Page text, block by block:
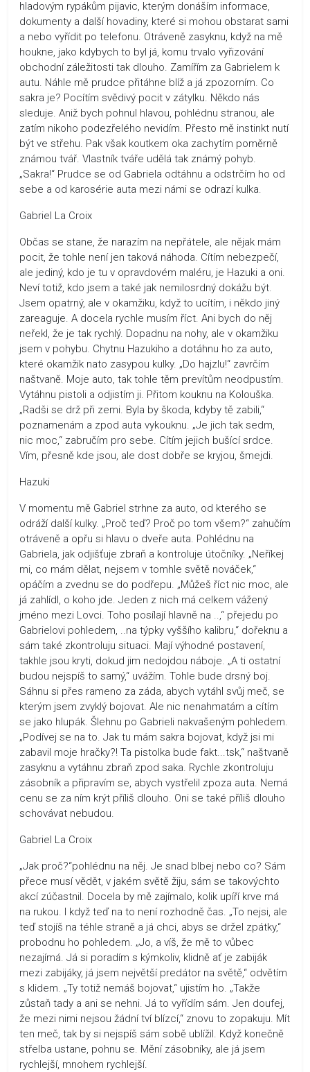
hladovým rypákům pijavic, kterým donáším informace,
dokumenty a další hovadiny, které si mohou obstarat sami
a nebo vyřídit po telefonu. Otráveně zasyknu, když na mě
houkne, jako kdybych to byl já, komu trvalo vyřizování
obchodní záležitosti tak dlouho. Zamířím za Gabrielem k
autu. Náhle mě prudce přitáhne blíž a já zpozorním. Co
sakra je? Pocítím svědivý pocit v zátylku. Někdo nás
sleduje. Aniž bych pohnul hlavou, pohlédnu stranou, ale
zatím nikoho podezřelého nevidím. Přesto mě instinkt nutí
být ve střehu. Pak však koutkem oka zachytím poměrně
známou tvář. Vlastník tváře udělá tak známý pohyb.
„Sakra!“ Prudce se od Gabriela odtáhnu a odstrčím ho od
sebe a od karosérie auta mezi námi se odrazí kulka.
Gabriel La Croix
Občas se stane, že narazím na nepřátele, ale nějak mám
pocit, že tohle není jen taková náhoda. Cítím nebezpečí,
ale jediný, kdo je tu v opravdovém maléru, je Hazuki a oni.
Neví totiž, kdo jsem a také jak nemilosrdný dokážu být.
Jsem opatrný, ale v okamžiku, když to ucítím, i někdo jiný
zareaguje. A docela rychle musím říct. Ani bych do něj
neřekl, že je tak rychlý. Dopadnu na nohy, ale v okamžiku
jsem v pohybu. Chytnu Hazukiho a dotáhnu ho za auto,
které okamžik nato zasypou kulky. „Do hajzlu!“ zavrčím
naštvaně. Moje auto, tak tohle těm prevítům neodpustím.
Vytáhnu pistoli a odjistím ji. Přitom kouknu na Kolouška.
„Radši se drž při zemi. Byla by škoda, kdyby tě zabili,“
poznamenám a zpod auta vykouknu. „Je jich tak sedm,
nic moc,“ zabručím pro sebe. Cítím jejich bušící srdce.
Vím, přesně kde jsou, ale dost dobře se kryjou, šmejdi.
Hazuki
V momentu mě Gabriel strhne za auto, od kterého se
odráží další kulky. „Proč teď? Proč po tom všem?“ zahučím
otráveně a opřu si hlavu o dveře auta. Pohlédnu na
Gabriela, jak odjišťuje zbraň a kontroluje útočníky. „Neříkej
mi, co mám dělat, nejsem v tomhle světě nováček,“
opáčím a zvednu se do podřepu. „Můžeš říct nic moc, ale
já zahlídl, o koho jde. Jeden z nich má celkem vážený
jméno mezi Lovci. Toho posílají hlavně na ..,“ přejedu po
Gabrielovi pohledem, ..na týpky vyššího kalibru,“ dořeknu a
sám také zkontroluju situaci. Mají výhodné postavení,
takhle jsou kryti, dokud jim nedojdou náboje. „A ti ostatní
budou nejspíš to samý,“ uvážím. Tohle bude drsný boj.
Sáhnu si přes rameno za záda, abych vytáhl svůj meč, se
kterým jsem zvyklý bojovat. Ale nic nenahmatám a cítím
se jako hlupák. Šlehnu po Gabrieli nakvašeným pohledem.
„Podívej se na to. Jak tu mám sakra bojovat, když jsi mi
zabavil moje hračky?! Ta pistolka bude fakt...tsk,“ naštvaně
zasyknu a vytáhnu zbraň zpod saka. Rychle zkontroluju
zásobník a připravím se, abych vystřelil zpoza auta. Nemá
cenu se za ním krýt příliš dlouho. Oni se také příliš dlouho
schovávat nebudou.
Gabriel La Croix
„Jak proč?“pohlédnu na něj. Je snad blbej nebo co? Sám
přece musí vědět, v jakém světě žiju, sám se takovýchto
akcí zúčastnil. Docela by mě zajímalo, kolik upíří krve má
na rukou. I když teď na to není rozhodně čas. „To nejsi, ale
teď stojíš na téhle straně a já chci, abys se držel zpátky,“
probodnu ho pohledem. „Jo, a víš, že mě to vůbec
nezajímá. Já si poradím s kýmkoliv, klidně ať je zabiják
mezi zabijáky, já jsem největší predátor na světě,“ odvětím
s klidem. „Ty totiž nemáš bojovat,“ ujistím ho. „Takže
zůstaň tady a ani se nehni. Já to vyřídím sám. Jen doufej,
že mezi nimi nejsou žádní tví blízcí,“ znovu to zopakuju. Mít
ten meč, tak by si nejspíš sám sobě ublížil. Když konečně
střelba ustane, pohnu se. Mění zásobníky, ale já jsem
rychlejší, mnohem rychlejší.